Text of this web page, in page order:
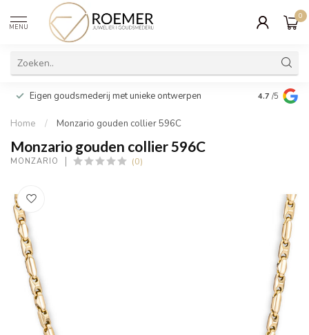
MENU
0
Eigen goudsmederij met unieke ontwerpen Wij
cadeau
4.7 /5
Home / Monzario gouden collier 596C
Monzario gouden collier 596C
MONZARIO (0)